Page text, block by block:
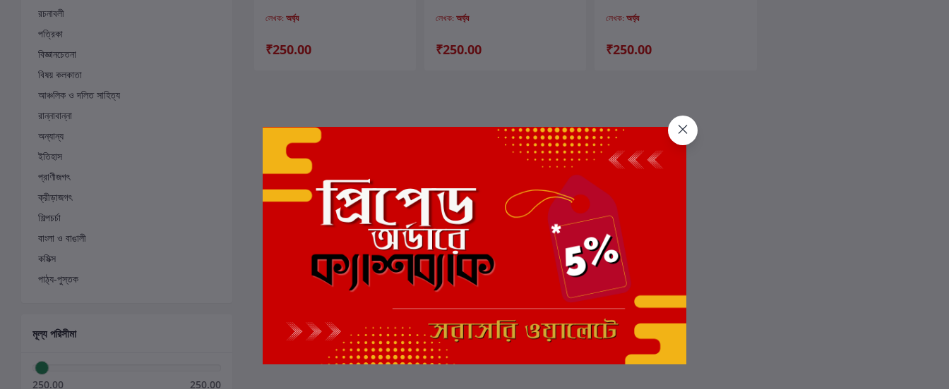
রচনাবলী
পত্রিকা
বিজ্ঞানচেতনা
বিষয় কলকাতা
আঞ্চলিক ও দলিত সাহিত্য
রান্নাবান্না
অন্যান্য
ইতিহাস
প্রাণীজগৎ
ক্রীড়াজগৎ
শিল্পচর্চা
বাংলা ও বাঙালী
কমিক্স
পাঠ্য-পুস্তক
মূল্য পরিসীমা
250.00 250.00
লেখক: অর্ঘ্য
₹250.00
লেখক: অর্ঘ্য
₹250.00
লেখক:অর্ঘ্য
₹250.00